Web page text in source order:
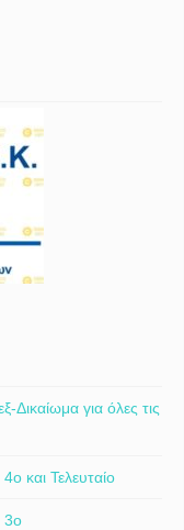
για όλες τις
Τελευταίο